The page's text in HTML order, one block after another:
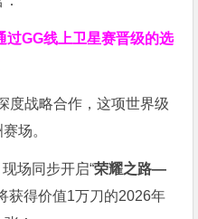
过GG线上卫星赛晋级的选
度战略合作，这项世界级
场。
场同步开启“荣耀之路—
获得价值1万刀的2026年